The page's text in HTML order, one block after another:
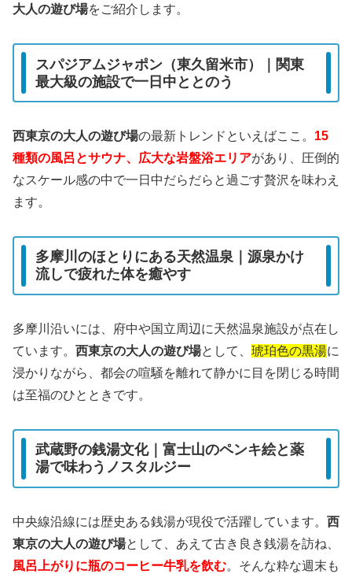
大人の遊び場をご紹介します。
スパジアムジャポン（東久留米市）｜関東
最大級の施設で一日中ととのう
西東京の大人の遊び場の最新トレンドといえばここ。 15
種類の風呂とサウナ、広大な岩盤浴エリアがあり、圧倒的
なスケール感の中で一日中だらだらと過ごす贅沢を味わえ
ます。
多摩川のほとりにある天然温泉｜源泉かけ
流しで疲れた体を癒やす
多摩川沿いには、府中や国立周辺に天然温泉施設が点在し
ています。 西東京の大人の遊び場として、 琥珀色の黒湯に
浸かりながら、都会の喧騒を離れて静かに目を閉じる時間
は至福のひとときです。
武蔵野の銭湯文化｜富士山のペンキ絵と薬
湯で味わうノスタルジー
中央線沿線には歴史ある銭湯が現役で活躍しています。 西
東京の大人の遊び場として、あえて古き良き銭湯を訪ね、
風呂上がりに瓶のコーヒー牛乳を飲む。そんな粋な週末も